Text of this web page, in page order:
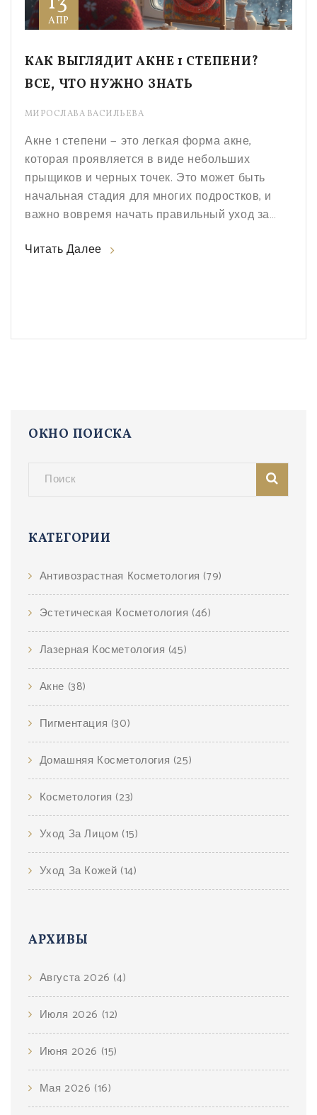
АПР
КАК ВЫГЛЯДИТ АКНЕ 1 СТЕПЕНИ?
ВСЕ, ЧТО НУЖНО ЗНАТЬ
МИРОСЛАВА ВАСИЛЬЕВА
Акне 1 степени — это легкая форма акне,
которая проявляется в виде небольших
прыщиков и черных точек. Это может быть
начальная стадия для многих подростков, и
важно вовремя начать правильный уход за
особенности легкого акне и даны практические
справиться с легким акне.
Читать Далее
ОКНО ПОИСКА
КАТЕГОРИИ
Антивозрастная Косметология (79)
Эстетическая Косметология (46)
Лазерная Косметология (45)
Акне (38)
Пигментация (30)
Домашняя Косметология (25)
Косметология (23)
Уход За Лицом (15)
Уход За Кожей (14)
АРХИВЫ
Августа 2026 (4)
Июля 2026 (12)
Июня 2026 (15)
Мая 2026 (16)